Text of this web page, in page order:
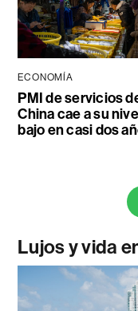
ECONOMÍA
PMI de servicios
China cae a su
bajo en casi dos
Lujos y vida